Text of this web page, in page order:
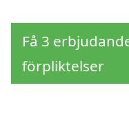
Få 3
förpliktelser